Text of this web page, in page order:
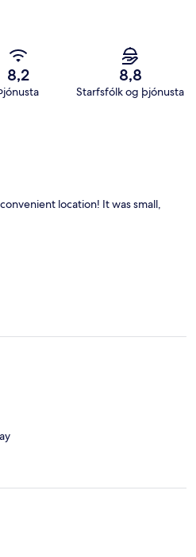
8,2 8,8
Starfsfólk og þjónusta
location! It was small,